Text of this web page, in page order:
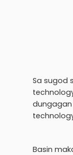
Sa sugod
Basin